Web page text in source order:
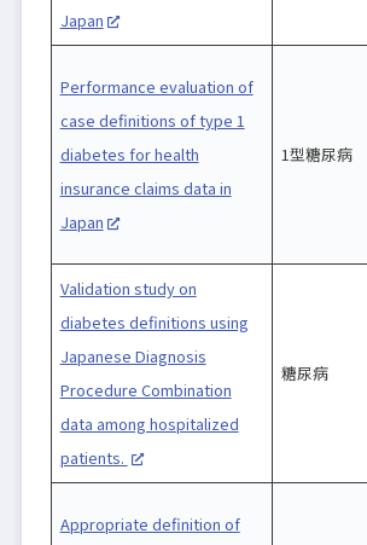
Japan
Performance evaluation of
case definitions of type 1
diabetes for health
insurance claims data in
Japan
1型糖尿病
Validation study on
diabetes definitions using
Japanese Diagnosis
Procedure Combination
data among hospitalized
patients.
糖尿病
Appropriate definition of